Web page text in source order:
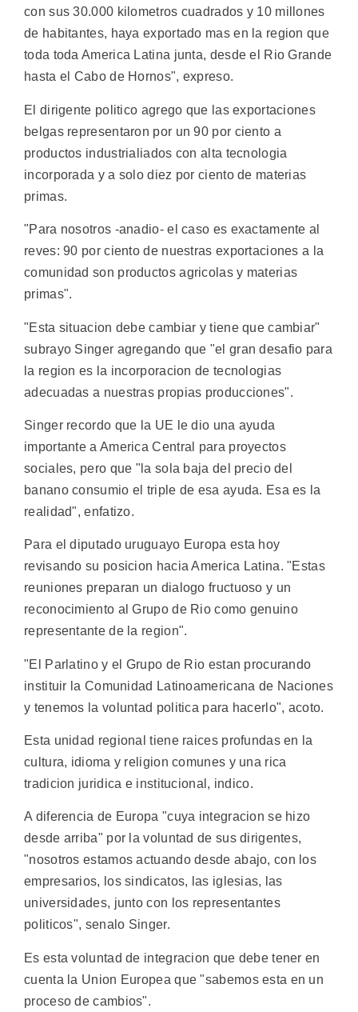
con sus 30.000 kilometros cuadrados y 10 millones
de habitantes, haya exportado mas en la region que
toda toda America Latina junta, desde el Rio Grande
hasta el Cabo de Hornos", expreso.
El dirigente politico agrego que las exportaciones
belgas representaron por un 90 por ciento a
productos industrialiados con alta tecnologia
incorporada y a solo diez por ciento de materias
primas.
"Para nosotros -anadio- el caso es exactamente al
reves: 90 por ciento de nuestras exportaciones a la
comunidad son productos agricolas y materias
primas".
"Esta situacion debe cambiar y tiene que cambiar"
subrayo Singer agregando que "el gran desafio para
la region es la incorporacion de tecnologias
adecuadas a nuestras propias producciones".
Singer recordo que la UE le dio una ayuda
importante a America Central para proyectos
sociales, pero que "la sola baja del precio del
banano consumio el triple de esa ayuda. Esa es la
realidad", enfatizo.
Para el diputado uruguayo Europa esta hoy
revisando su posicion hacia America Latina. "Estas
reuniones preparan un dialogo fructuoso y un
reconocimiento al Grupo de Rio como genuino
representante de la region".
"El Parlatino y el Grupo de Rio estan procurando
instituir la Comunidad Latinoamericana de Naciones
y tenemos la voluntad politica para hacerlo", acoto.
Esta unidad regional tiene raices profundas en la
cultura, idioma y religion comunes y una rica
tradicion juridica e institucional, indico.
A diferencia de Europa "cuya integracion se hizo
desde arriba" por la voluntad de sus dirigentes,
"nosotros estamos actuando desde abajo, con los
empresarios, los sindicatos, las iglesias, las
universidades, junto con los representantes
politicos", senalo Singer.
Es esta voluntad de integracion que debe tener en
cuenta la Union Europea que "sabemos esta en un
proceso de cambios".